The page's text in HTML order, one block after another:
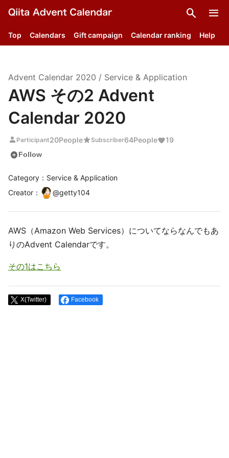
search menu
Top Calendars Gift campaign Calendar ranking Help
Advent Calendar 2020 / Service & Application
AWS その2 Advent
Calendar 2020
person Participant20PeoplestarSubscriber64People 19
add_circleFollow
Category：Service & Application
Creator ： @getty104
AWS（Amazon Web Services）についてならなんでもあ
りのAdvent Calendarです。
その1はこちら
X(Twitter) Facebook